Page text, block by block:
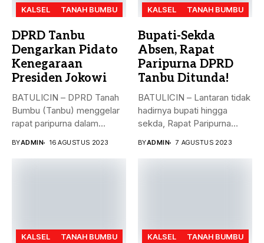
KALSEL TANAH BUMBU
DPRD Tanbu
Dengarkan Pidato
Kenegaraan
Presiden Jokowi
BATULICIN – DPRD Tanah
Bumbu (Tanbu) menggelar
rapat paripurna dalam
BYADMIN 16 AGUSTUS 2023
KALSEL TANAH BUMBU
Bupati-Sekda
Absen, Rapat
Paripurna DPRD
Tanbu Ditunda!
BATULICIN – Lantaran tidak
hadirnya bupati hingga
sekda, Rapat Paripurna
BYADMIN 7 AGUSTUS 2023
KALSEL TANAH BUMBU KALSEL TANAH BUMBU